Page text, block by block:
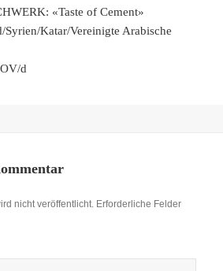
«Taste of Cement»
Syrien/Katar/Vereinigte Arabische
d
nicht veröffentlicht. Erforderliche Felder